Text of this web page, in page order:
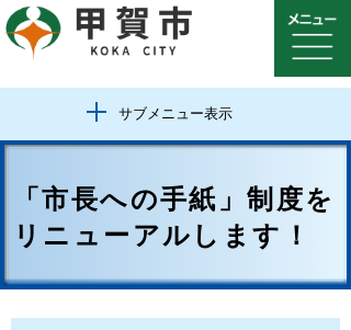
サブメニュー表示
「市長への手紙」制度を
リニューアルします！